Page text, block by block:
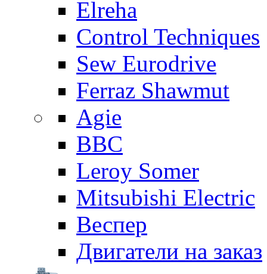
Elreha
Control Techniques
Sew Eurodrive
Ferraz Shawmut
Agie
BBC
Leroy Somer
Mitsubishi Electric
Веспер
Двигатели на заказ